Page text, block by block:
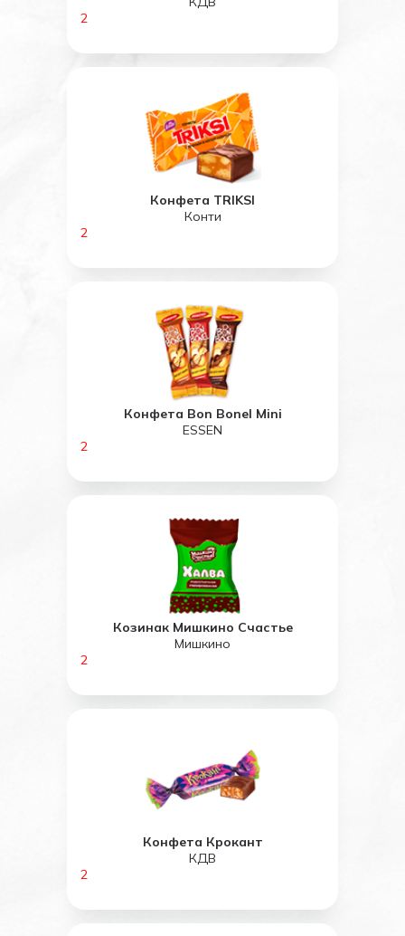
2
Конфета TRIKSI
Конти
2
Конфета Bon Bonel Mini
ESSEN
2
Козинак Мишкино Счастье
Мишкино
2
Конфета Крокант
КДВ
2